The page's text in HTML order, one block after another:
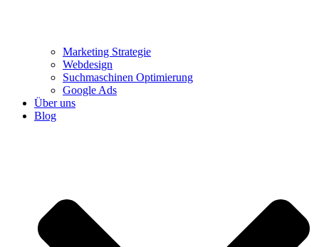
Marketing Strategie
Webdesign
Suchmaschinen Optimierung
Google Ads
Über uns
Blog